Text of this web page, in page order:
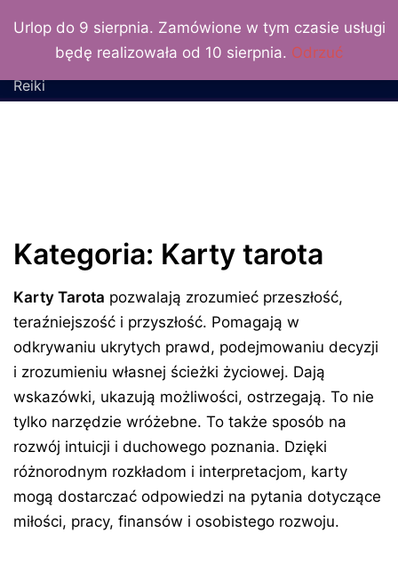
Urlop do 9 sierpnia. Zamówione w tym czasie usługi
będę realizowała od 10 sierpnia. Odrzuć
doKatarzyna Zielińska –
wróżka, numerolog, Mistrz
Reiki
Kategoria: Karty tarota
Karty Tarota pozwalają zrozumieć przeszłość,
teraźniejszość i przyszłość. Pomagają w
odkrywaniu ukrytych prawd, podejmowaniu decyzji
i zrozumieniu własnej ścieżki życiowej. Dają
wskazówki, ukazują możliwości, ostrzegają. To nie
tylko narzędzie wróżebne. To także sposób na
rozwój intuicji i duchowego poznania. Dzięki
różnorodnym rozkładom i interpretacjom, karty
mogą dostarczać odpowiedzi na pytania dotyczące
miłości, pracy, finansów i osobistego rozwoju.